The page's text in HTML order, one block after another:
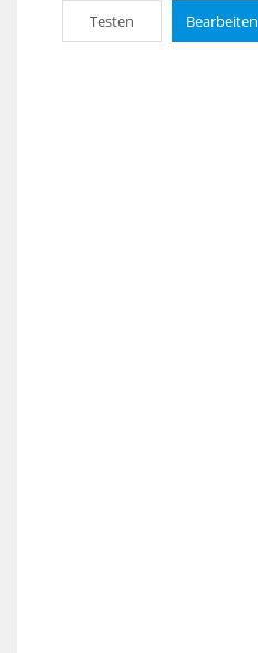
Testen Bearbeiten